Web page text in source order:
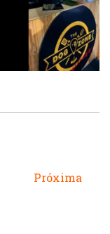
Próxima